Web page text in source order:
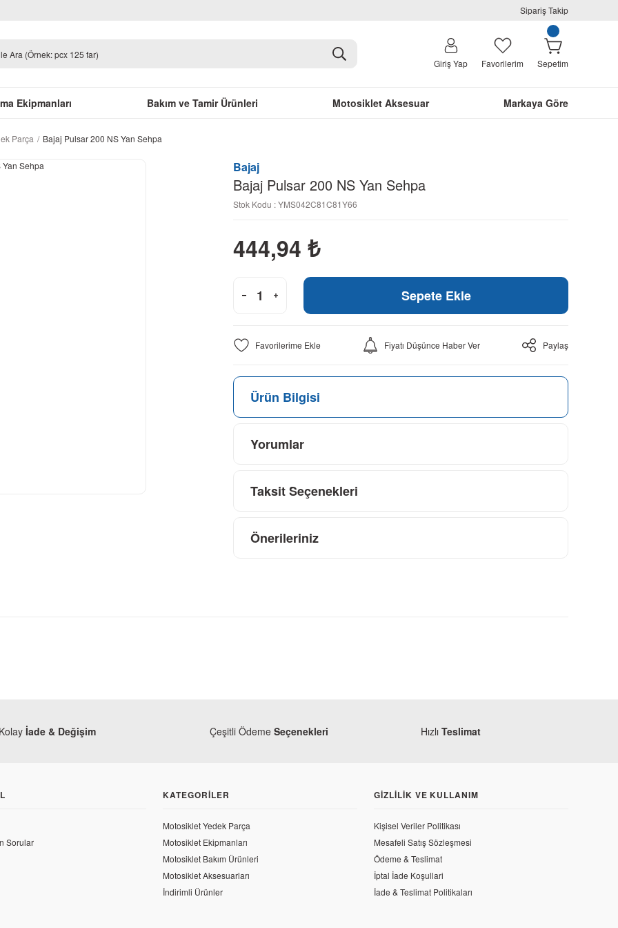
Sipariş Takip
Giriş Yap Favorilerim Sepetim
Ekipmanları Bakım ve Tamir Ürünleri Motosiklet Aksesuar Markaya Göre
Parça Bajaj Pulsar 200 NS Yan Sehpa
Bajaj
Bajaj Pulsar 200 NS Yan Sehpa
Stok Kodu : YMS042C81C81Y66
444,94 ₺
Sepete Ekle
Fiyatı Düşünce Haber Ver Paylaş
Ürün Bilgisi
Yorumlar
Taksit Seçenekleri
Önerileriniz
Bajaj Pulsar 200 NS Egzantrik Mil Burcu
Kolay İade & Değişim Çeşitli Ödeme Seçenekleri Hızlı Teslimat
Sorular
KATEGORILER
Motosiklet Yedek Parça
Motosiklet Ekipmanları
Motosiklet Bakım Ürünleri
Motosiklet Aksesuarları
İndirimli Ürünler
GIZLILIK VE KULLANIM
Kişisel Veriler Politikası
Mesafeli Satış Sözleşmesi
Ödeme & Teslimat
İptal İade Koşullari
İade & Teslimat Politikaları